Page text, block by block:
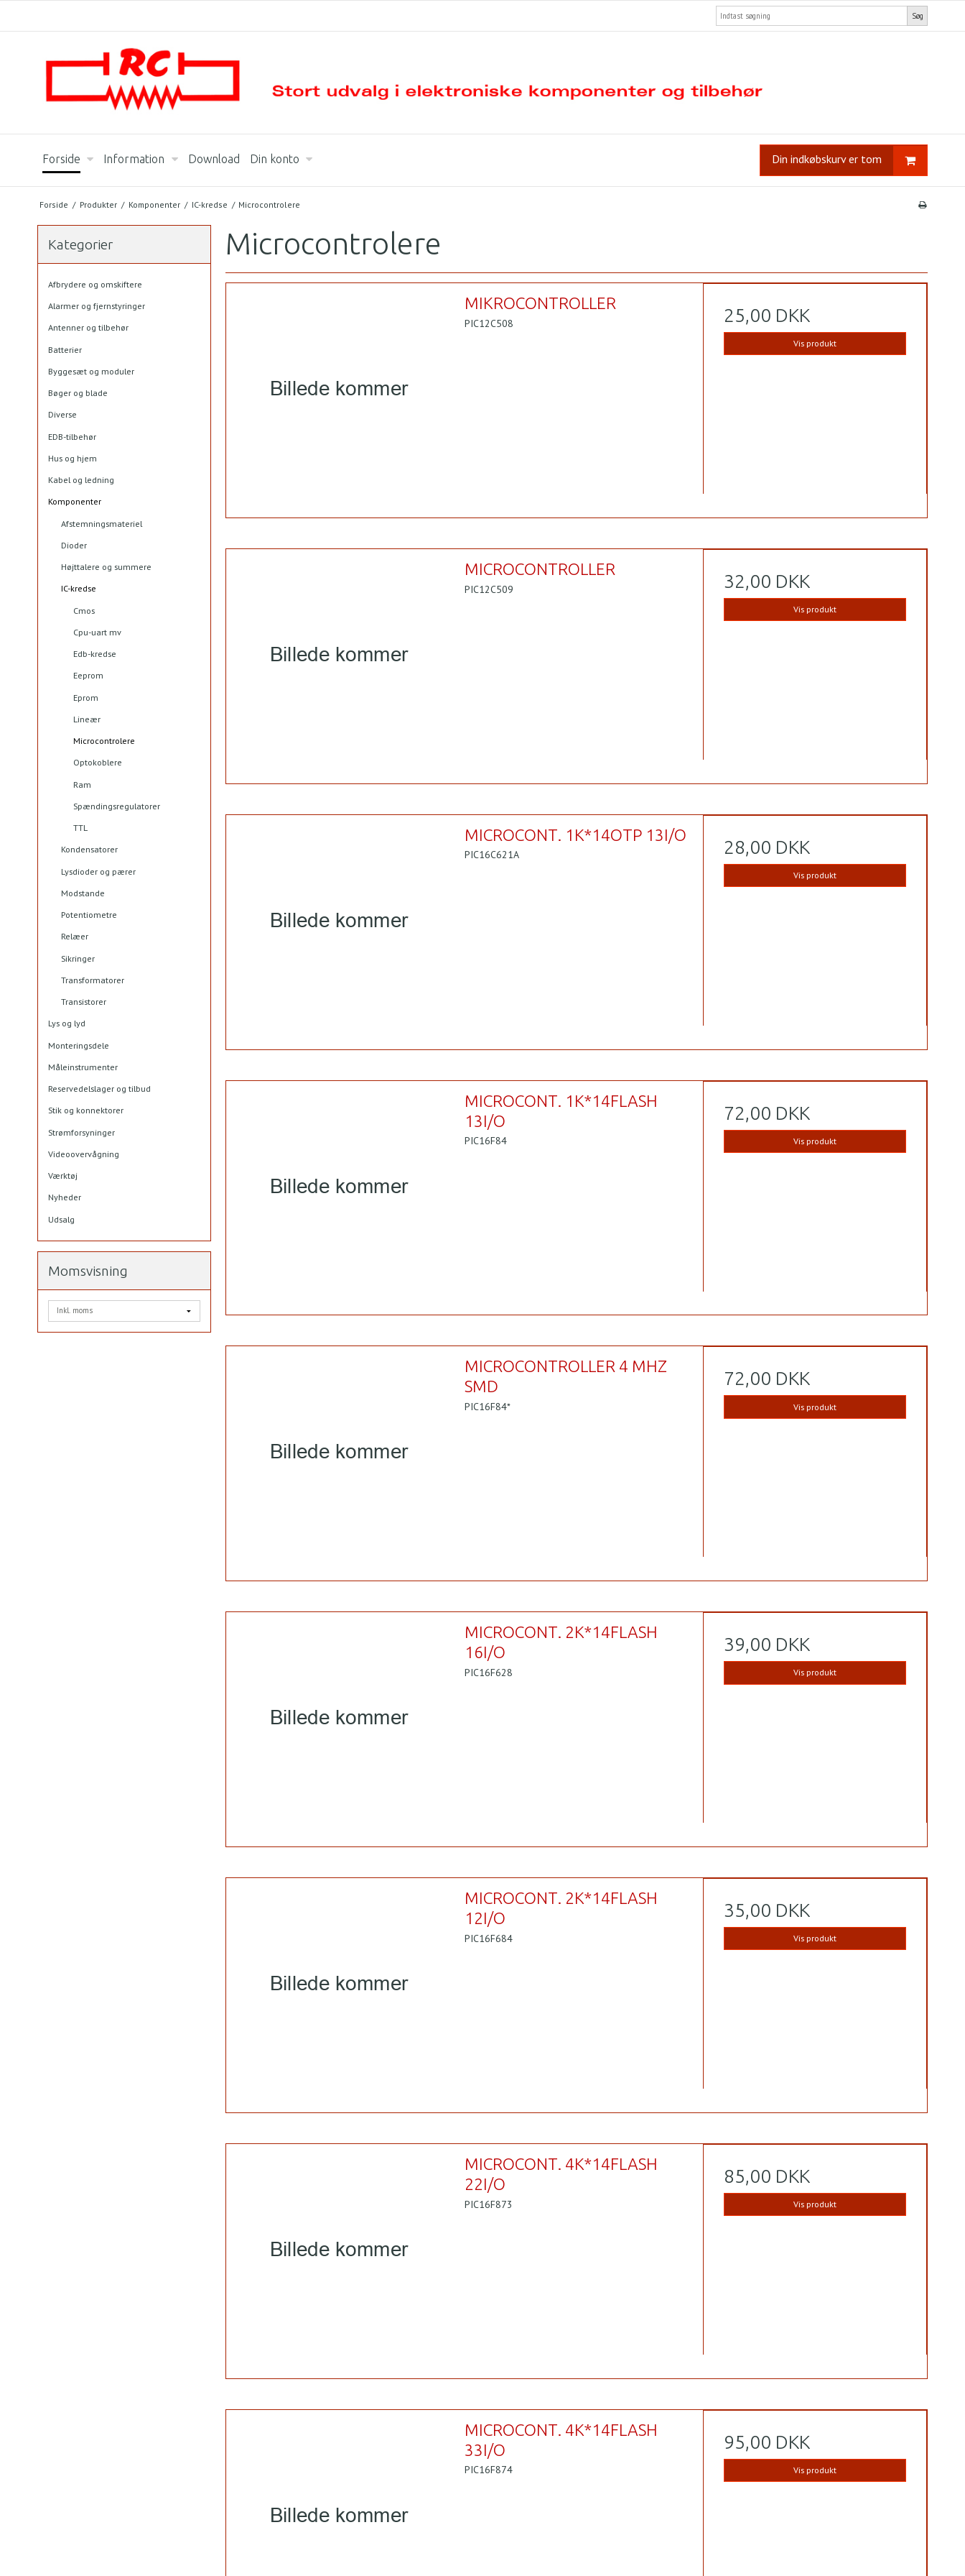
Søg
Forside Information Download Din konto Din indkøbskurv er tom
Forside / Produkter / Komponenter / IC-kredse / Microcontrolere
Kategorier
Afbrydere og omskiftere
Alarmer og fjernstyringer
Antenner og tilbehør
Batterier
Byggesæt og moduler
Bøger og blade
Diverse
EDB-tilbehør
Hus og hjem
Kabel og ledning
Komponenter
Afstemningsmateriel
Dioder
Højttalere og summere
IC-kredse
Cmos
Cpu-uart mv
Edb-kredse
Eeprom
Eprom
Lineær
Microcontrolere
Optokoblere
Ram
Spændingsregulatorer
TTL
Kondensatorer
Lysdioder og pærer
Modstande
Potentiometre
Relæer
Sikringer
Transformatorer
Transistorer
Lys og lyd
Monteringsdele
Måleinstrumenter
Reservedelslager og tilbud
Stik og konnektorer
Strømforsyninger
Videoovervågning
Værktøj
Nyheder
Udsalg
Momsvisning
Microcontrolere
MIKROCONTROLLER
PIC12C508 25,00 DKK
Vis produkt
MICROCONTROLLER
PIC12C509 32,00 DKK
Vis produkt
MICROCONT. 1K*14OTP 13I/O
PIC16C621A 28,00 DKK
Vis produkt
MICROCONT. 1K*14FLASH
13I/O
PIC16F84
72,00 DKK
Vis produkt
MICROCONTROLLER 4 MHZ
SMD
PIC16F84*
72,00 DKK
Vis produkt
MICROCONT. 2K*14FLASH
16I/O
PIC16F628
39,00 DKK
Vis produkt
MICROCONT. 2K*14FLASH
12I/O
PIC16F684
35,00 DKK
Vis produkt
MICROCONT. 4K*14FLASH
22I/O
PIC16F873
85,00 DKK
Vis produkt
MICROCONT. 4K*14FLASH
33I/O
PIC16F874
95,00 DKK
Vis produkt